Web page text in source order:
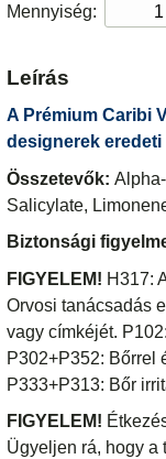
Mennyiség:
Leírás
A Prémium Caribi
designerek
Összetevők:
Salicylate,
Biztonsági
FIGYELEM! H317:
Orvosi tanácsadás
vagy címkéjét.
P302+P352: Bőrrel
P333+P313: Bőr
FIGYELEM!
Ügyeljen rá, hogy a